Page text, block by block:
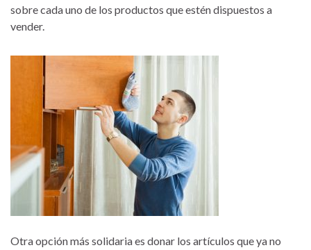
sobre cada uno de los productos que estén dispuestos a
vender.
Otra opción más solidaria es donar los artículos que ya no